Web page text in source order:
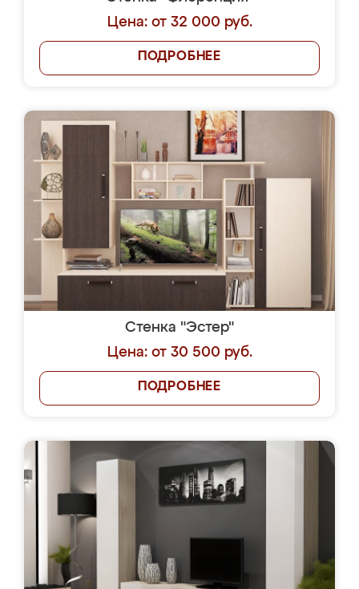
Цена: от 32 000 руб.
ПОДРОБНЕЕ
Стенка "Эстер"
Цена: от 30 500 руб.
ПОДРОБНЕЕ